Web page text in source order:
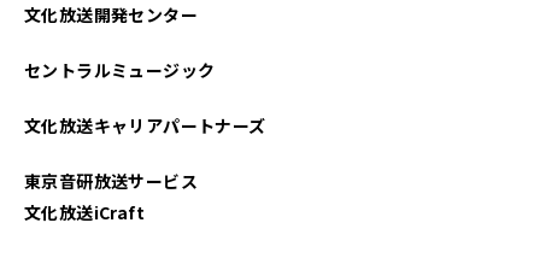
文化放送開発センター
セントラルミュージック
文化放送キャリアパートナーズ
東京音研放送サービス
文化放送iCraft